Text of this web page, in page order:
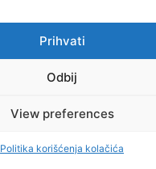
Prihvati
Odbij
View preferences
Politika korišćenja kolačića
64
RS